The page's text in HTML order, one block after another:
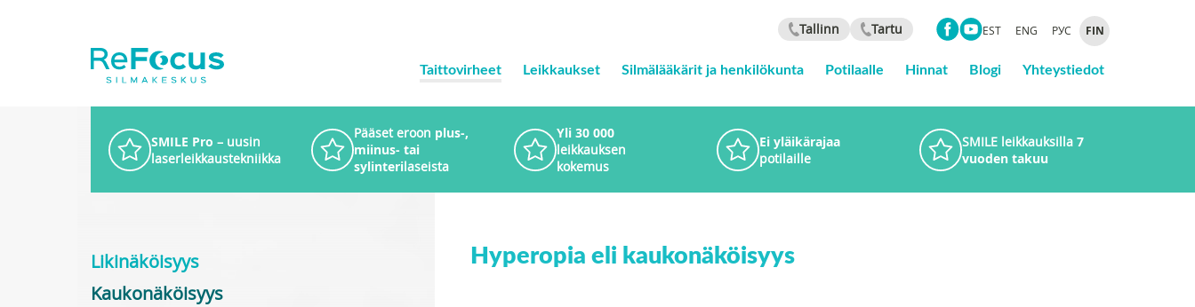
Tallinn Tartu EST ENG РУС FIN
Taittovirheet Leikkaukset Silmälääkärit ja henkilökunta Potilaalle Hinnat Blogi Yhteystiedot
SMILE Pro – uusin
laserleikkaustekniikka
Pääset eroon plus-,
miinus- tai
sylinterilaseista
Yli 30 000
leikkauksen
kokemus
Ei yläikärajaa
potilaille
SMILE leikkauksilla 7
vuoden takuu
Hyperopia eli kaukonäköisyys
Likinäköisyys
Kaukonäköisyys